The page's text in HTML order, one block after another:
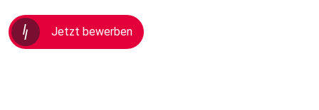
Jetzt bewerben